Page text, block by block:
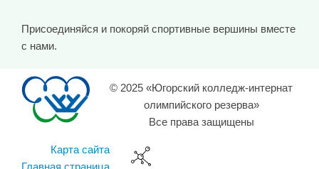
Присоединяйся и покоряй спортивные вершины вместе
с нами.
© 2025 «Югорский колледж-интернат
олимпийского резерва»
Все права защищены
Карта сайта
Главная страница